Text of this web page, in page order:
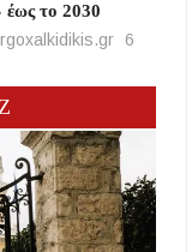
το 2030
6